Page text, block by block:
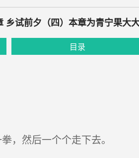
乡试前夕（四）本章为青宁果大
目录
，然后一个个走下去。